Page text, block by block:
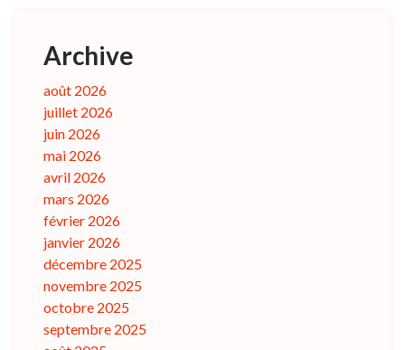
Archive
août 2026
juillet 2026
juin 2026
mai 2026
avril 2026
mars 2026
février 2026
janvier 2026
décembre 2025
novembre 2025
octobre 2025
septembre 2025